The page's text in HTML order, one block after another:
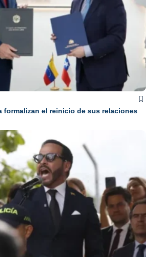
formalizan el reinicio de sus relaciones